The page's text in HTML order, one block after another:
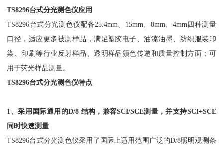
TS8296台式分光测色仪应用
TS8296台式分光测色仪配备25.4mm、15mm、8mm、4mm四种测量
口径，适应更多被测样品，满足塑胶电子、油漆油墨、纺织服装印
染、印刷等行业反射样品、透明样品颜色传递和质量控制方面；可
用于荧光样品测量。
TS8296台式分光测色仪特点
1、采用国际通用的D/8 结构，兼容SCI/SCE测量，并支持SCI+SCE
同时快速测量
TS8296台式分光测色仪采用了国际上适用范围广泛的D/8照明观测条